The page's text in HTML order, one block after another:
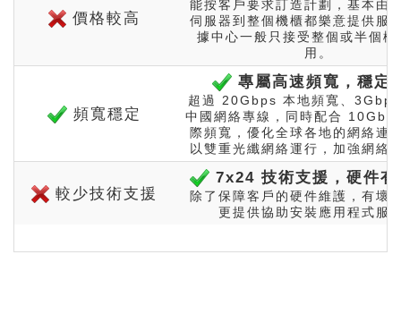
價格較高
能按客戶要求訂造計劃，基本由
伺服器到整個機櫃都樂意提供服
據中心一般只接受整個或半個機
用。
頻寬穩定
專屬高速頻寬，穩定
超過 20Gbps 本地頻寬、
中國網絡專線，同時配合
際頻寬，優化全球各地的網絡連
以雙重光纖網絡運行，加強網絡
較少技術支援
7x24 技術支援，硬件有
除了保障客戶的硬件維護，有壞
更提供協助安裝應用程式服